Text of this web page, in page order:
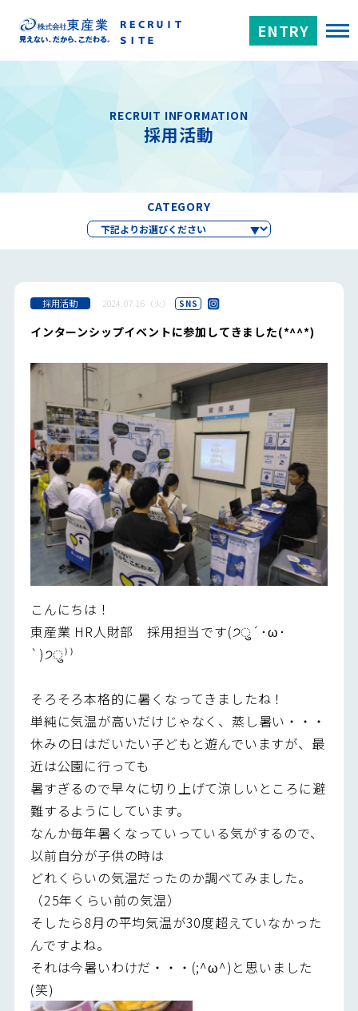
ENTRY
RECRUIT INFORMATION
採用活動
CATEGORY
採用活動 2024.07.16（火） SNS
インターンシップイベントに参加してきました(*^^*)
こんにちは！
東産業 HR人財部 採用担当です(੭ु´･ω･
`)੭ु⁾⁾
そろそろ本格的に暑くなってきましたね！
単純に気温が高いだけじゃなく、蒸し暑い・・・
休みの日はだいたい子どもと遊んでいますが、最
近は公園に行っても
暑すぎるので早々に切り上げて涼しいところに避
難するようにしています。
なんか毎年暑くなっていっている気がするので、
以前自分が子供の時は
どれくらいの気温だったのか調べてみました。
（25年くらい前の気温）
そしたら8月の平均気温が30度超えていなかった
んですよね。
それは今暑いわけだ・・・(;^ω^)と思いました
(笑)